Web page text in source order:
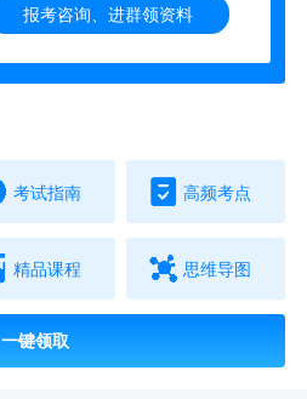
报考咨询、进群领资料
考试指南 高频考点
精品课程 思维导图
一键领取